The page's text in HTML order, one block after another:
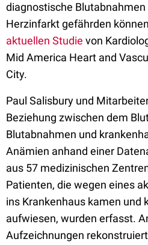
diagnostische
Herzinfarkt gefährden
aktuellen Studie von
Mid America Heart and
City.
Paul Salisbury und
Beziehung zwischen dem
Blutabnahmen und
Anämien anhand einer
aus 57 medizinischen
Patienten, die wegen eines
ins Krankenhaus kamen und
aufwiesen, wurden erfasst.
Aufzeichnungen